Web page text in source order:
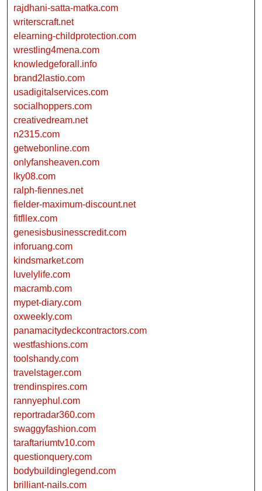
rajdhani-satta-matka.com
writerscraft.net
elearning-childprotection.com
wrestling4mena.com
knowledgeforall.info
brand2lastio.com
usadigitalservices.com
socialhoppers.com
creativedream.net
n2315.com
getwebonline.com
onlyfansheaven.com
lky08.com
ralph-fiennes.net
fielder-maximum-discount.net
fitfllex.com
genesisbusinesscredit.com
inforuang.com
kindsmarket.com
luvelylife.com
macramb.com
mypet-diary.com
oxweekly.com
panamacitydeckcontractors.com
westfashions.com
toolshandy.com
travelstager.com
trendinspires.com
rannyephul.com
reportradar360.com
swaggyfashion.com
taraftariumtv10.com
questionquery.com
bodybuildinglegend.com
brilliant-nails.com